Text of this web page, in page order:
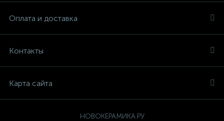
Оплата и доставка
Контакты
Карта сайта
НОВОКЕРАМИКА.РУ